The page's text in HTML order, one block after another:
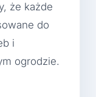
że każde
do
i
ogrodzie.